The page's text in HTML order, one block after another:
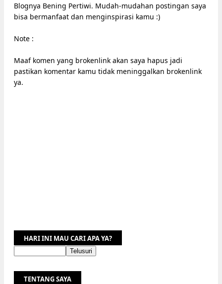
Blognya Bening Pertiwi. Mudah-mudahan postingan saya
bisa bermanfaat dan menginspirasi kamu :)
Note :
Maaf komen yang brokenlink akan saya hapus jadi
pastikan komentar kamu tidak meninggalkan brokenlink
ya.
HARI INI MAU CARI APA YA?
TENTANG SAYA